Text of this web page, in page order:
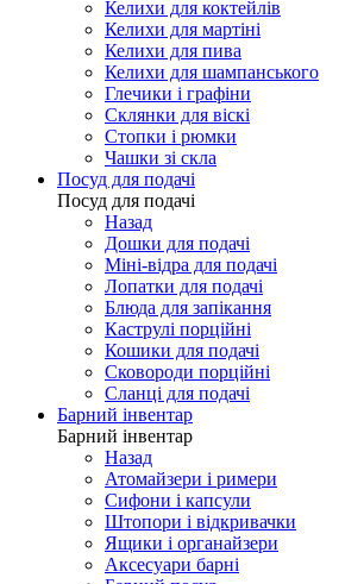
Келихи для коктейлів
Келихи для мартіні
Келихи для пива
Келихи для шампанського
Глечики і графіни
Склянки для віскі
Стопки і рюмки
Чашки зі скла
Посуд для подачі
Посуд для подачі
Назад
Дошки для подачі
Міні-відра для подачі
Лопатки для подачі
Блюда для запікання
Каструлі порційні
Кошики для подачі
Сковороди порційні
Сланці для подачі
Барний інвентар
Барний інвентар
Назад
Атомайзери і римери
Сифони і капсули
Штопори і відкривачки
Ящики і органайзери
Аксесуари барні